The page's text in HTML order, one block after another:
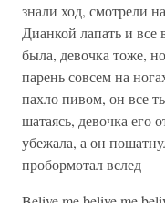
знали ход, смотрели
Дианкой лапать и
была, девочка тоже,
парень совсем на
пахло пивом, он все
шатаясь, девочка его
убежала, а он
пробормотал вслед